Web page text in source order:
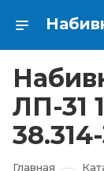
ЛП-31
Главная —